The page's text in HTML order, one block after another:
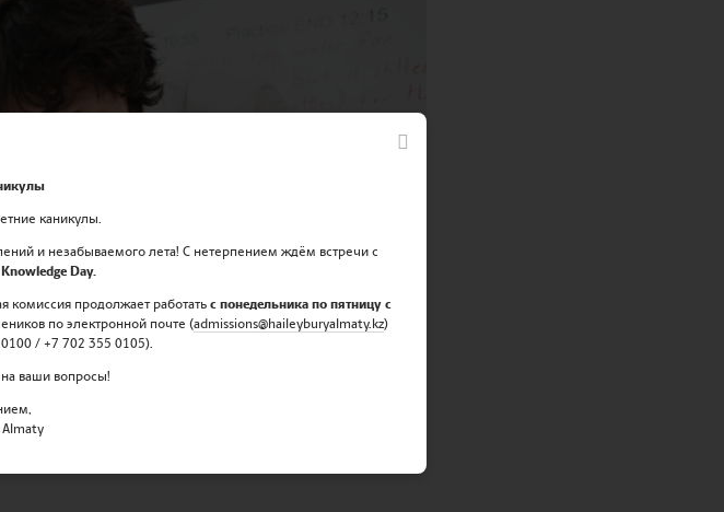
каникулы.
и незабываемого лета! С нетерпением ждём встречи с
Day.
комиссия продолжает работать с понедельника по пятницу с
по электронной почте (admissions@haileyburyalmaty. kz)
/ +7 702 355 0105).
ваши вопросы!